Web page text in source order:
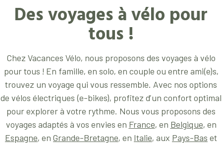
Des voyages à vélo pour
tous !
Chez Vacances Vélo, nous proposons des voyages à vélo
pour tous ! En famille, en solo, en couple ou entre ami(e)s,
trouvez un voyage qui vous ressemble. Avec nos options
de vélos électriques (e-bikes), profitez d’un confort optimal
pour explorer à votre rythme. Nous vous proposons des
voyages adaptés à vos envies en France, en Belgique, en
Espagne, en Grande-Bretagne, en Italie, aux Pays-Bas et